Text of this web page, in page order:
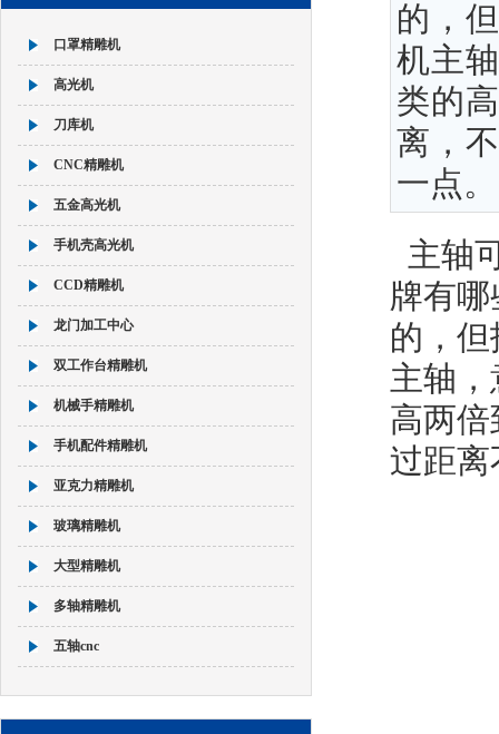
口罩精雕机
高光机
刀库机
CNC精雕机
五金高光机
手机壳高光机
CCD精雕机
龙门加工中心
双工作台精雕机
机械手精雕机
手机配件精雕机
亚克力精雕机
玻璃精雕机
大型精雕机
多轴精雕机
五轴cnc
的，
机主
类的
离，
一点
主轴
牌有
的，
主轴
高两
过距